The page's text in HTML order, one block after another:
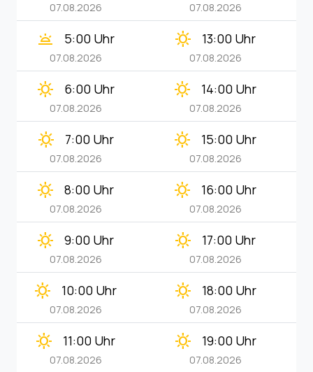
07.08.2026 07.08.2026
wb_twilight 5:00 Uhr
07.08.2026
clear_day 13:00 Uhr
07.08.2026
clear_day 6:00 Uhr
07.08.2026
clear_day 14:00 Uhr
07.08.2026
clear_day 7:00 Uhr
07.08.2026
clear_day 15:00 Uhr
07.08.2026
clear_day 8:00 Uhr
07.08.2026
clear_day 16:00 Uhr
07.08.2026
clear_day 9:00 Uhr
07.08.2026
clear_day 17:00 Uhr
07.08.2026
clear_day 10:00 Uhr
07.08.2026
clear_day 18:00 Uhr
07.08.2026
clear_day 11:00 Uhr
07.08.2026
clear_day 19:00 Uhr
07.08.2026